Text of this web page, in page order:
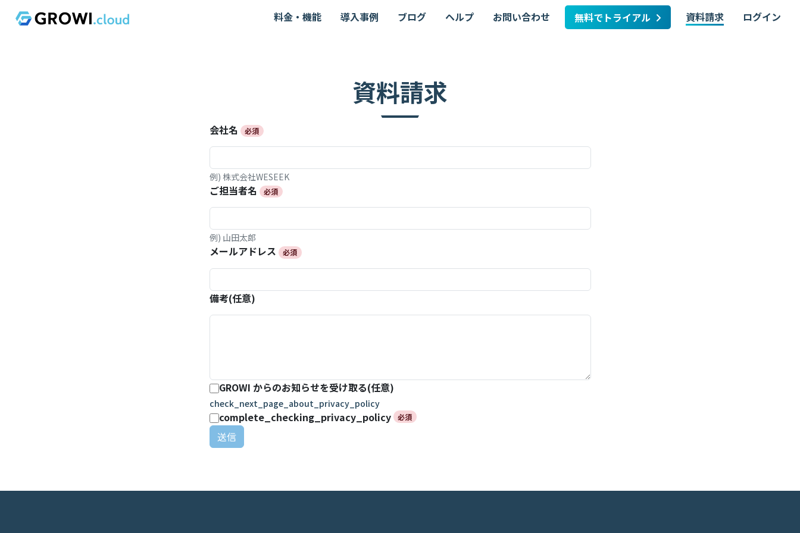
料金・機能 導入事例 ブログ ヘルプ お問い合わせ 無料でトライアル 資料請求 ログイン
資料請求
会社名 必須
例) 株式会社WESEEK
ご担当者名 必須
例) 山田太郎
メールアドレス 必須
備考(任意)
GROWI からのお知らせを受け取る(任意)
check_next_page_about_privacy_policy
complete_checking_privacy_policy 必須
送信